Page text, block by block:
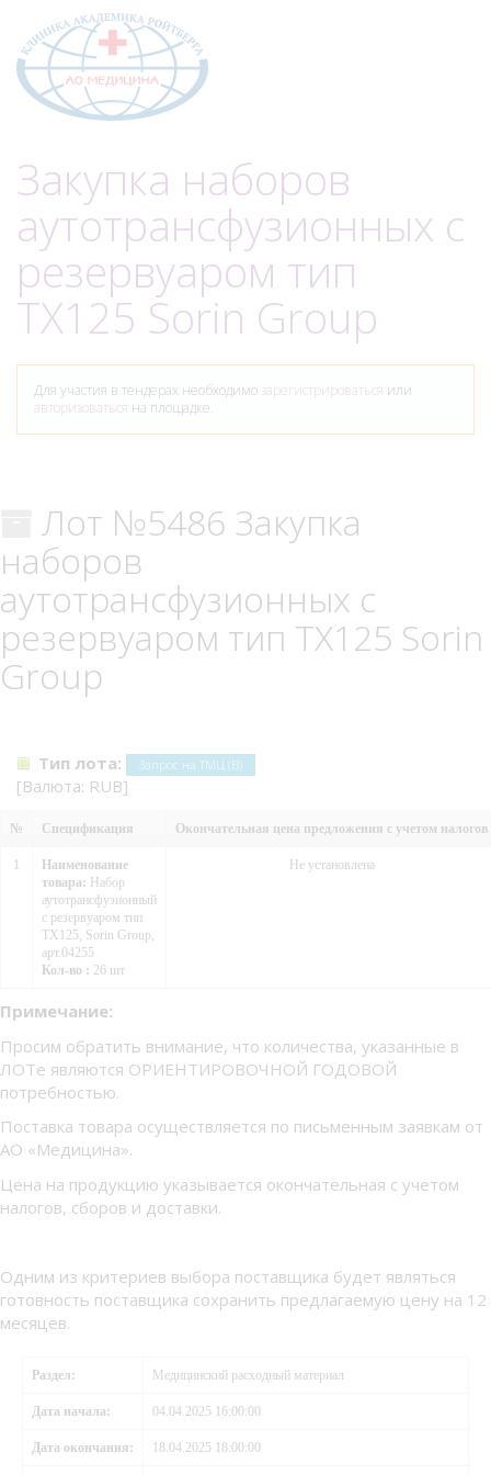
Закупка наборов
аутотрансфузионных с
резервуаром тип
TX125 Sorin Group
Для участия в тендерах необходимо зарегистрироваться или
авторизоваться на площадке.
Лот №5486 Закупка
наборов
аутотрансфузионных с
резервуаром тип TX125 Sorin
Group
Тип лота: Запрос на ТМЦ (В)
[Валюта: RUB]
№ Спецификация Окончательная цена предложения с учетом налогов
Наименование
товара: Набор
аутотрансфузионный
с резервуаром тип
TX125, Sorin Group,
арт.04255
Кол-во : 26 шт
Не установлена
Примечание:
Просим обратить внимание, что количества, указанные в
ЛОТе являются ОРИЕНТИРОВОЧНОЙ ГОДОВОЙ
потребностью.
Поставка товара осуществляется по письменным заявкам от
АО «Медицина».
Цена на продукцию указывается окончательная с учетом
налогов, сборов и доставки.
Одним из критериев выбора поставщика будет являться
готовность поставщика сохранить предлагаемую цену на 12
месяцев.
Раздел: Медицинский расходный материал
Дата начала: 04.04.2025 16:00:00
Дата окончания: 18.04.2025 18:00:00